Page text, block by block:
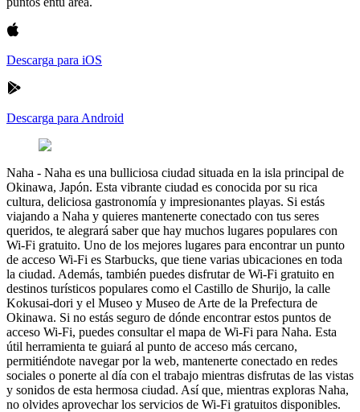
Descarga para iOS
Descarga para Android
Naha - Naha es una bulliciosa ciudad situada en la isla principal de
Okinawa, Japón. Esta vibrante ciudad es conocida por su rica
cultura, deliciosa gastronomía y impresionantes playas. Si estás
viajando a Naha y quieres mantenerte conectado con tus seres
queridos, te alegrará saber que hay muchos lugares populares con
Wi-Fi gratuito. Uno de los mejores lugares para encontrar un punto
de acceso Wi-Fi es Starbucks, que tiene varias ubicaciones en toda
la ciudad. Además, también puedes disfrutar de Wi-Fi gratuito en
destinos turísticos populares como el Castillo de Shurijo, la calle
Kokusai-dori y el Museo y Museo de Arte de la Prefectura de
Okinawa. Si no estás seguro de dónde encontrar estos puntos de
acceso Wi-Fi, puedes consultar el mapa de Wi-Fi para Naha. Esta
útil herramienta te guiará al punto de acceso más cercano,
permitiéndote navegar por la web, mantenerte conectado en redes
sociales o ponerte al día con el trabajo mientras disfrutas de las vistas
y sonidos de esta hermosa ciudad. Así que, mientras exploras Naha,
no olvides aprovechar los servicios de Wi-Fi gratuitos disponibles.